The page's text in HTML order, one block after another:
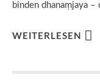
binden dhanaṃjaya –
WEITERLESEN